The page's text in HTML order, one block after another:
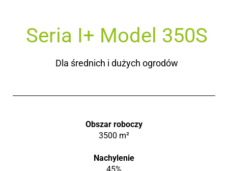
Seria I+ Model 350S
Dla średnich i dużych ogrodów
Obszar roboczy
3500 m²
Nachylenie